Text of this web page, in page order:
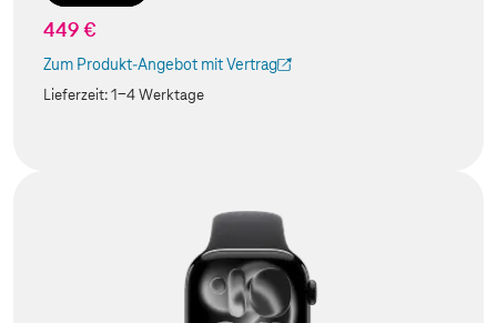
449 €
Zum Produkt-Angebot mit Vertrag
(Der Link wird in einem neuen Tab geöffnet)
Lieferzeit:1-4 Werktage